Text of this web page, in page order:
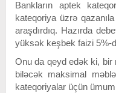
Bankların aptek
kateqoriya üzrə
araşdırdıq. Hazırda
yüksək keşbek faizi 5%-
Onu da qeyd edək ki, bir
biləcək maksimal
kateqoriyalar üçün